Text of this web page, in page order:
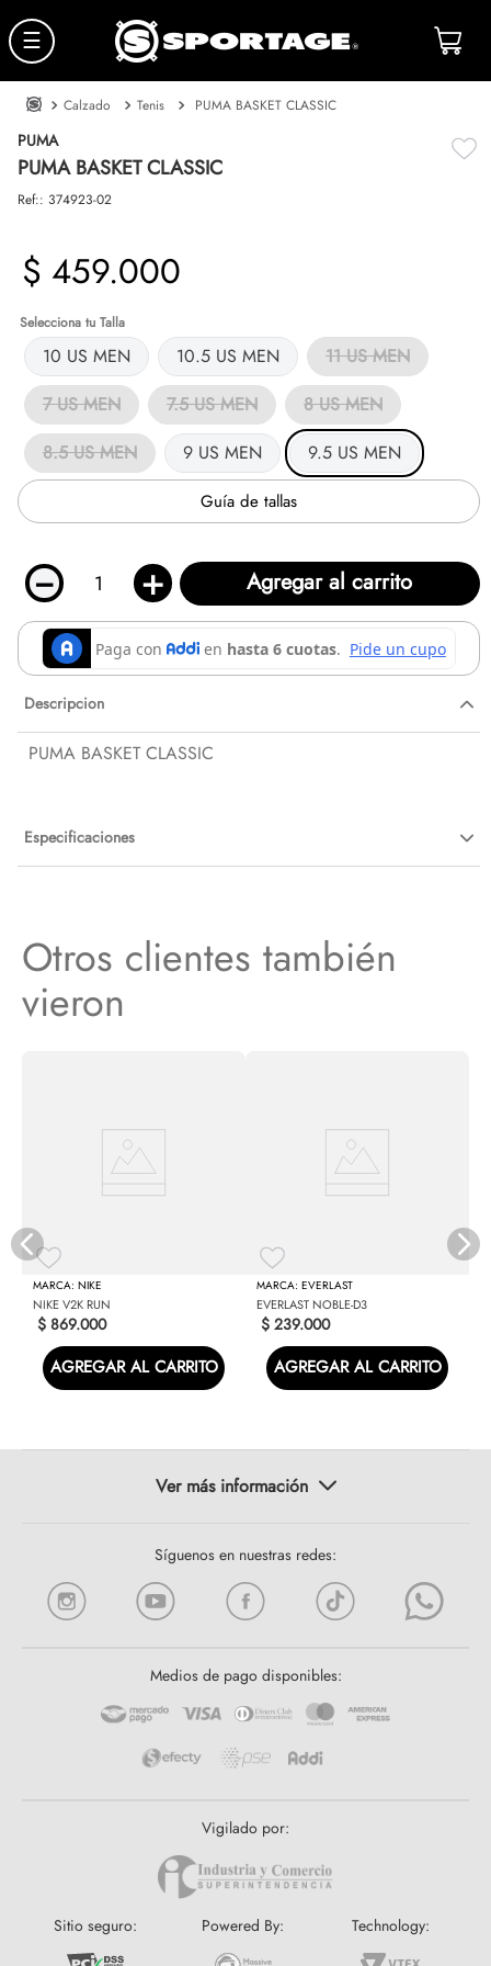
☰
Calzado Tenis PUMA BASKET CLASSIC
PUMA
PUMA BASKET CLASSIC
Ref:: 374923-02
$ 459.000
Talla
10 US MEN 10.5 US MEN
11 US MEN
7 US MEN
7.5 US MEN
8 US MEN
8.5 US MEN
9 US MEN 9.5 US MEN
Guía de tallas
＋
－ Agregar al carrito
Descripcion
PUMA BASKET CLASSIC
Especificaciones
Otros clientes también
vieron
NIKE
NIKE V2K RUN
$ 869.000
AGREGAR AL CARRITO
EVERLAST
EVERLAST NOBLE-D3
$ 239.000
AGREGAR AL CARRITO
Síguenos en nuestras redes:
Medios de pago disponibles:
Vigilado por:
Sitio seguro: Powered By: Technology: